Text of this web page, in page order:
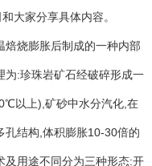
大家分享具体内容。
烧膨胀后制成的一种内部
为:珍珠岩矿石经破碎形成一
以上),矿砂中水分汽化,在
孔结构,体积膨胀10-30倍的
及用途不同分为三种形态:开